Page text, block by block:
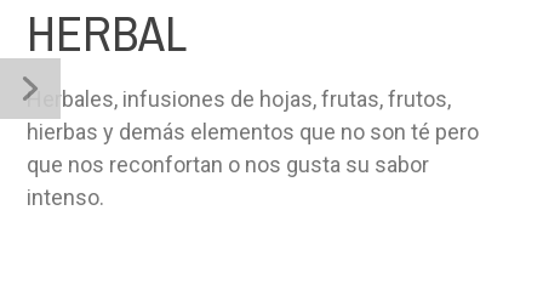
HERBAL
Herbales, infusiones de hojas, frutas, frutos,
hierbas y demás elementos que no son té pero
que nos reconfortan o nos gusta su sabor
intenso.